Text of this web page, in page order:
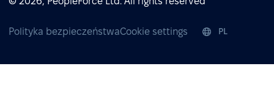
Polityka bezpieczeństwaCookie settings PL